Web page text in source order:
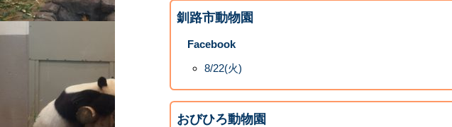
釧路市動物園
Facebook
8/22(火)
おびひろ動物園